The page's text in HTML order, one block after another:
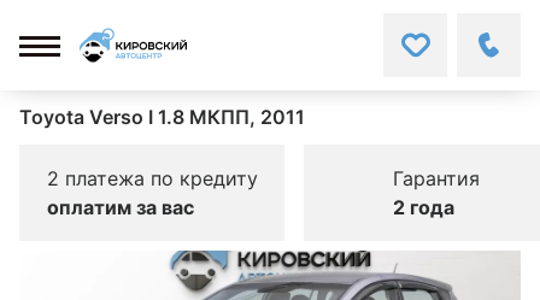
Toyota Verso I 1.8 МКПП, 2011
2 платежа по кредиту
оплатим за вас
Гарантия
2 года